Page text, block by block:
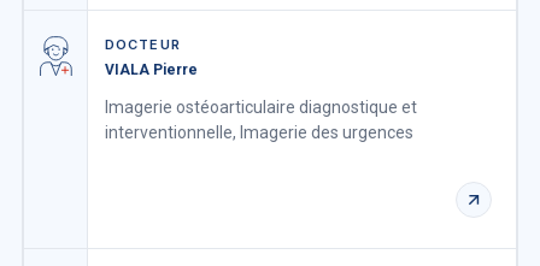
DOCTEUR
VIALA Pierre
Imagerie ostéo­articulaire diagnostique et
interventionnelle, Imagerie des urgences